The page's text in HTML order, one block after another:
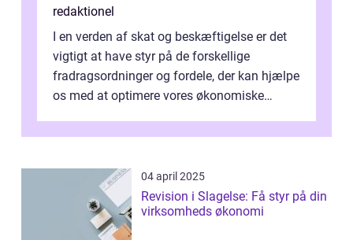
redaktionel
I en verden af skat og beskæftigelse er det
vigtigt at have styr på de forskellige
fradragsordninger og fordele, der kan hjælpe
os med at optimere vores økonomiske
04 april 2025
Revision i Slagelse: Få styr på din
virksomheds økonomi